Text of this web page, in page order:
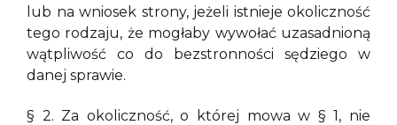
lub na wniosek strony, jeżeli istnieje okoliczność
tego rodzaju, że mogłaby wywołać uzasadnioną
wątpliwość co do bezstronności sędziego w
danej sprawie.
§ 2. Za okoliczność, o której mowa w § 1, nie